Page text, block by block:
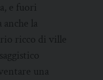
e fuori
la
ricco di ville
una